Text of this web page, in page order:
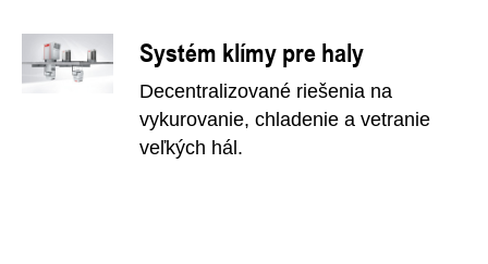
Systém klímy pre haly
Decentralizované riešenia na
vykurovanie, chladenie a vetranie
veľkých hál.